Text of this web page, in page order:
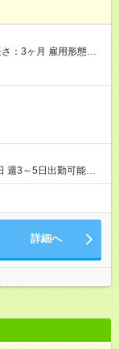
：3ヶ月 雇用形態、
週3～5日出勤可能な
により多少の前後
詳細へ